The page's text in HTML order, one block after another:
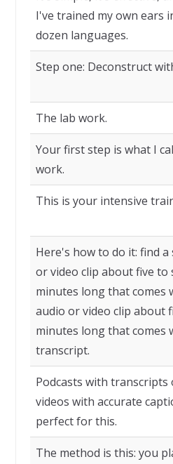
I've trained my own ears
dozen languages.
Step one: Deconstruct
The lab work.
Your first step is what I
work.
This is your intensive
Here's how to do it: find
or video clip about five to
minutes long that comes
audio or video clip about
minutes long that comes
transcript.
Podcasts with transcripts
videos with accurate
perfect for this.
The method is this: you